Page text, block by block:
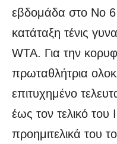
εβδομάδα στο Νο
κατάταξη τένις
WTA. Για την
πρωταθλήτρια
επιτυχημένο
έως τον τελικό
προημιτελικά του